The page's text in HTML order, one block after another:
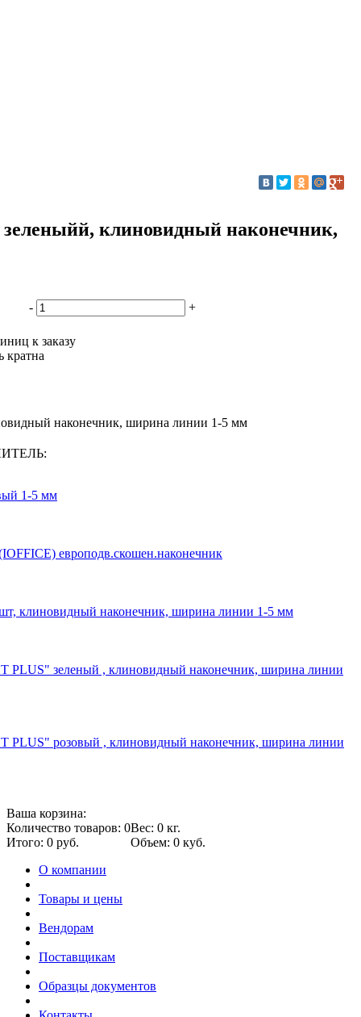
клиновидный наконечник,
- +
к заказу
кратна
наконечник, ширина линии 1-5 мм
1-5 мм
европодв.скошен.наконечник
клиновидный наконечник, ширина линии 1-5 мм
PLUS" зеленый , клиновидный наконечник, ширина линии
PLUS" розовый , клиновидный наконечник, ширина линии
Ваша корзина:
Количество товаров: 0Вес: 0 кг.
Итого: 0 руб.
Объем: 0 куб.
О компании
Товары и цены
Вендорам
Поставщикам
Образцы документов